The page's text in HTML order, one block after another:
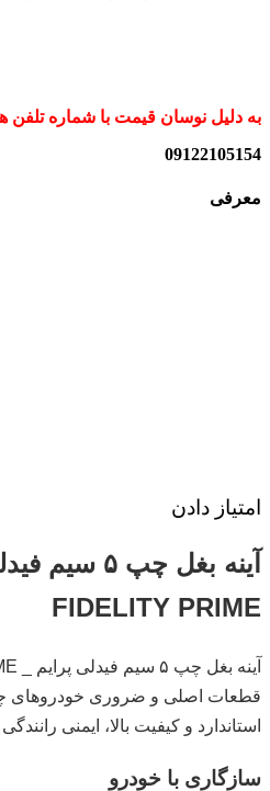
به دلیل نوسان قیمت با شماره تلفن
09122105154
معرفی
امتیاز دادن
آینه بغل چپ ۵
FIDELITY PRIME
قطعات اصلی و ضروری خودروهای
استاندارد و کیفیت بالا، ایمنی
سازگاری با خودرو